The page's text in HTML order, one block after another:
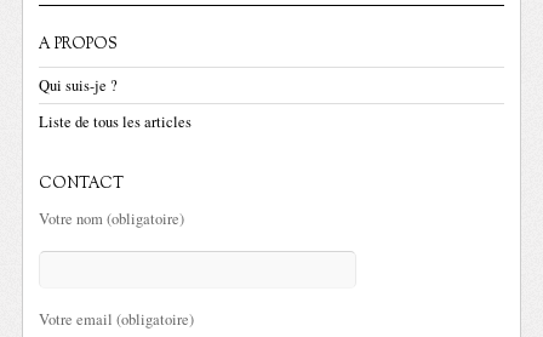
A PROPOS
Qui suis-je ?
Liste de tous les articles
CONTACT
Votre nom (obligatoire)
Votre email (obligatoire)